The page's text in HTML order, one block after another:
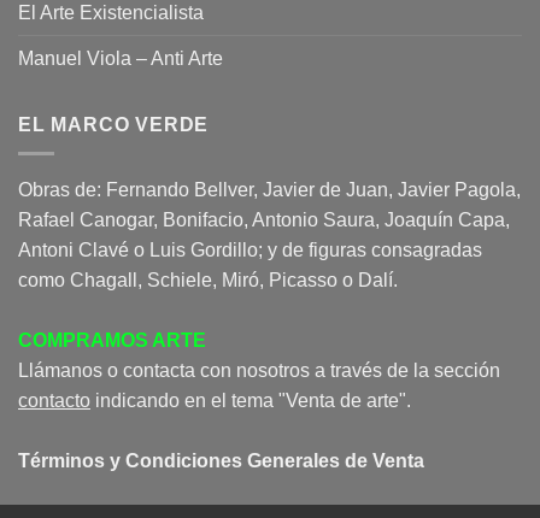
El Arte Existencialista
Manuel Viola – Anti Arte
EL MARCO VERDE
Obras de: Fernando Bellver, Javier de Juan, Javier Pagola,
Rafael Canogar, Bonifacio, Antonio Saura, Joaquín Capa,
Antoni Clavé o Luis Gordillo; y de figuras consagradas
como Chagall, Schiele, Miró, Picasso o Dalí.
COMPRAMOS ARTE
Llámanos o contacta con nosotros a través de la sección
contacto indicando en el tema "Venta de arte".
Términos y Condiciones Generales de Venta